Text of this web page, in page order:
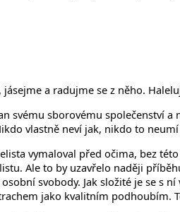
a radujme se z něho.
svému sborovému společenství
vlastně neví jak, nikdo to
vymaloval před očima, bez
Ale to by uzavřelo naději
svobody. Jak složité je se s
jako kvalitním podhoubím.